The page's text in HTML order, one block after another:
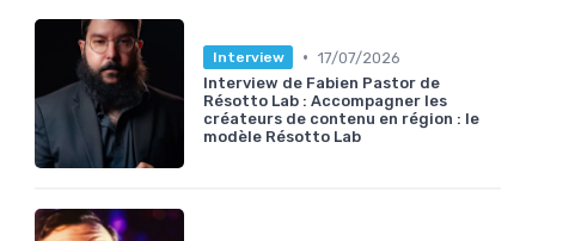
Interview • 17/07/2026
Interview de Fabien Pastor de
Résotto Lab : Accompagner les
créateurs de contenu en région : le
modèle Résotto Lab